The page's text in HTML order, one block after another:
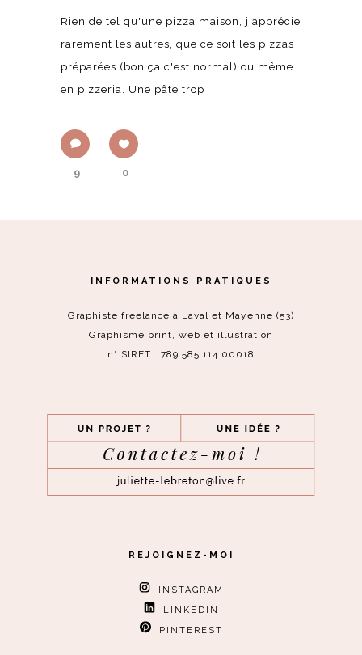
Rien de tel qu'une pizza maison, j'apprécie
rarement les autres, que ce soit les pizzas
préparées (bon ça c'est normal) ou même
en pizzeria. Une pâte trop
9 0
INFORMATIONS PRATIQUES
Graphiste freelance à Laval et Mayenne (53)
Graphisme print, web et illustration
n° SIRET : 789 585 114 00018
REJOIGNEZ-MOI
INSTAGRAM
LINKEDIN
PINTEREST